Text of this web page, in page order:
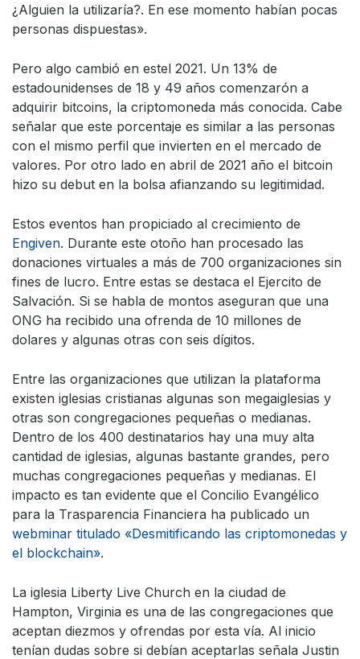
¿Alguien la utilizaría?. En ese momento habían pocas
personas dispuestas».
Pero algo cambió en estel 2021. Un 13% de
estadounidenses de 18 y 49 años comenzarón a
adquirir bitcoins, la criptomoneda más conocida. Cabe
señalar que este porcentaje es similar a las personas
con el mismo perfil que invierten en el mercado de
valores. Por otro lado en abril de 2021 año el bitcoin
hizo su debut en la bolsa afianzando su legitimidad.
Estos eventos han propiciado al crecimiento de
Engiven. Durante este otoño han procesado las
donaciones virtuales a más de 700 organizaciones sin
fines de lucro. Entre estas se destaca el Ejercito de
Salvación. Si se habla de montos aseguran que una
ONG ha recibido una ofrenda de 10 millones de
dolares y algunas otras con seis dígitos.
Entre las organizaciones que utilizan la plataforma
existen iglesias cristianas algunas son megaiglesias y
otras son congregaciones pequeñas o medianas.
Dentro de los 400 destinatarios hay una muy alta
cantidad de iglesias, algunas bastante grandes, pero
muchas congregaciones pequeñas y medianas. El
impacto es tan evidente que el Concilio Evangélico
para la Trasparencia Financiera ha publicado un
webminar titulado «Desmitificando las criptomonedas y
el blockchain».
La iglesia Liberty Live Church en la ciudad de
Hampton, Virginia es una de las congregaciones que
aceptan diezmos y ofrendas por esta vía. Al inicio
tenían dudas sobre si debían aceptarlas señala Justin